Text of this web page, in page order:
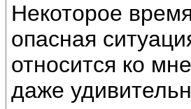
Некоторое
опасная
относится ко
даже